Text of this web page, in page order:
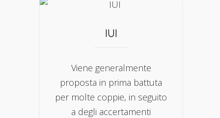
IUI
Viene generalmente
proposta in prima battuta
per molte coppie, in seguito
a degli accertamenti